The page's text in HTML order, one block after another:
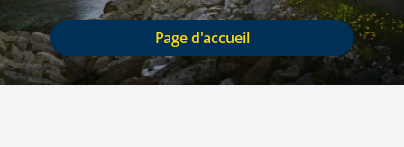
Page d'accueil